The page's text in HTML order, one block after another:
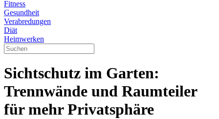
Fitness
Gesundheit
Verabredungen
Diät
Heimwerken
Sichtschutz im Garten:
Trennwände und Raumteiler
für mehr Privatsphäre